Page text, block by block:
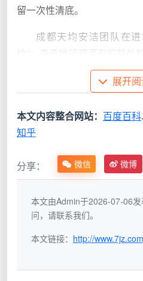
留一次性清底。
成都天均安洁团队在
框水泥浆厚度。因为这直接
配比。曾有一套大平层，因
安洁师傅用软毛刷配合中性
板材的前提下恢复了柜面洁净
别于普通粗保洁的细节把控。
如果说开荒保洁
部进场完毕的节点，目标是
展开
本文内容整合网站： 百度百科
知乎
分享： 微信 微博
本文由Admin于2026-07-06
问，请联系我们。
本文链接： http://